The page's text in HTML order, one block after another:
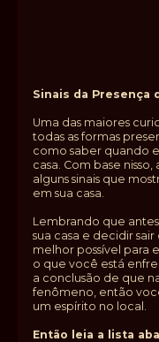
Sinais da Presença
Uma das maiores
todas as formas
como saber quando
casa. Com base
alguns sinais que
em sua casa.
Lembrando que
sua casa e decidir
melhor possível para
o que você está
a conclusão de que
fenômeno, então
um espírito no local.
Então leia a lista